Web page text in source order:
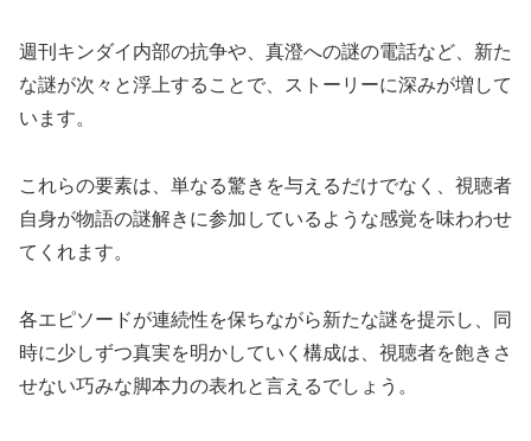
週刊キンダイ内部の抗争や、真澄への謎の電話など、新た
な謎が次々と浮上することで、ストーリーに深みが増して
います。
これらの要素は、単なる驚きを与えるだけでなく、視聴者
自身が物語の謎解きに参加しているような感覚を味わわせ
てくれます。
各エピソードが連続性を保ちながら新たな謎を提示し、同
時に少しずつ真実を明かしていく構成は、視聴者を飽きさ
せない巧みな脚本力の表れと言えるでしょう。